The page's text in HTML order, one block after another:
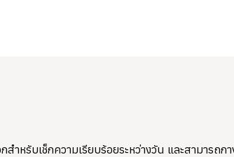
บเช็กความเรียบร้อยระหว่างวัน และสามารถกา